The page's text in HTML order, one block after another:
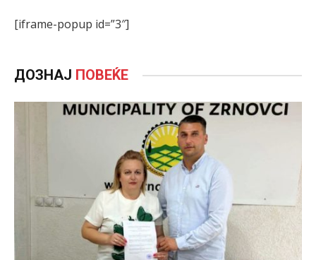
[iframe-popup id=”3″]
ДОЗНАЈ ПОВЕЌЕ